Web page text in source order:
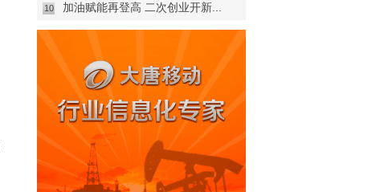
10 加油赋能再登高 二次创业开新...